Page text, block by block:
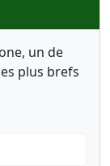
un de
plus brefs